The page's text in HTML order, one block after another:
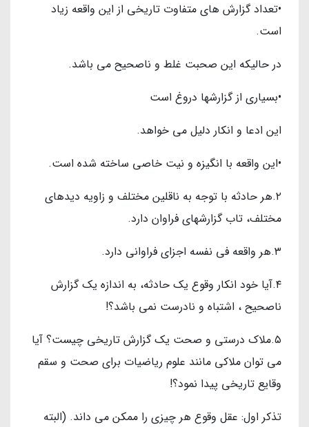
•تعداد گزارش های متفاوت تاریخی از این واقعه زیاد
است.
در حالیکه این صحبت غلط و ناصحیح می باشد.
•بسیاری از گزارشها دروغ است
این ادعا و انکار دلیل می خواهد.
•این واقعه با انگیزه و نیت خاصی ساخته شده است.
۲.هر حادثه با توجه به ناقلین مختلف و زاویه دیدهای
مختلف، تاب گزارشهای فراوان دارد.
۳.هر واقعه فی نفسه اجزای فراوانی دارد.
۴.آیا خود انکار وقوع یک حادثه، به اندازه یک گزارش
ناصحیح ، اشتباه و نادرست نمی باشد؟!
۵.ملاک درستی و صحت یک گزارش تاریخی چیست؟ آیا
می توان ملاکی مانند علوم ریاضیات برای صحت و سقم
وقایع تاریخی پیدا نمود؟!
تذکر اول: عقل وقوع هر چیزی را ممکن می داند. (البته